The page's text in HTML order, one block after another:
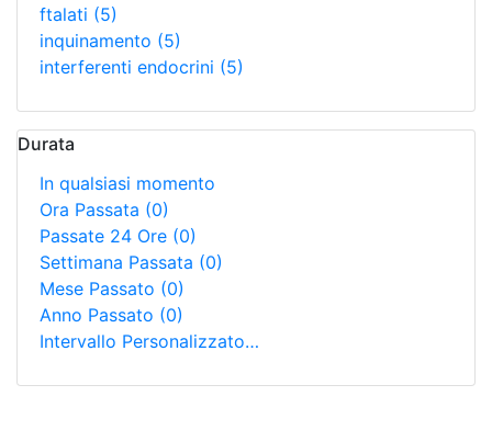
ftalati (5)
inquinamento (5)
interferenti endocrini (5)
Durata
In qualsiasi momento
Ora Passata (0)
Passate 24 Ore (0)
Settimana Passata (0)
Mese Passato (0)
Anno Passato (0)
Intervallo Personalizzato…